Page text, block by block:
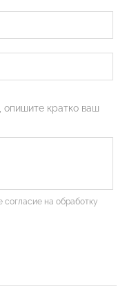
опишите кратко ваш
согласие на обработку